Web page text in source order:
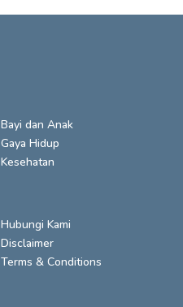
Bayi dan Anak
Gaya Hidup
Kesehatan
Hubungi Kami
Disclaimer
Terms & Conditions